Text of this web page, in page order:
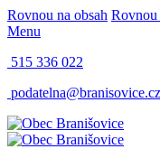
Rovnou na obsah Rovnou
Menu
515 336 022
podatelna@branisovice.cz